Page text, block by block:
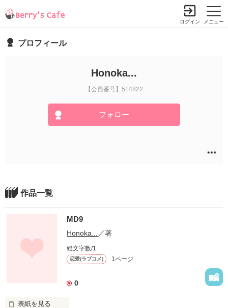
メニュー
ログイン
プロフィール
Honoka...
【会員番号】514822
フォロー
作品一覧
MD9
Honoka... ／著
総文字数/1
恋愛(ラブコメ) 1ページ
0
表紙を見る